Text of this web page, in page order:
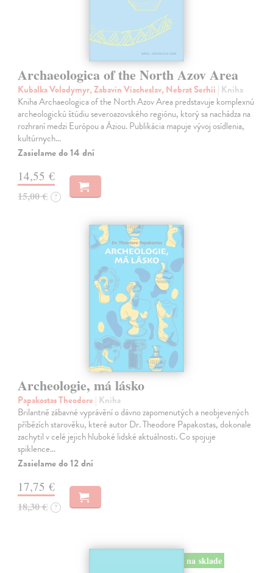
Archaeologica of the North Azov Area
Kubalka Volodymyr, Zabavin Viacheslav, Nebrat Serhii | Kniha
Kniha Archaeologica of the North Azov Area predstavuje komplexnú
archeologickú štúdiu severoazovského regiónu, ktorý sa nachádza na
rozhraní medzi Európou a Áziou. Publikácia mapuje vývoj osídlenia,
kultúrnych…
Zasielame do 14 dní
14,55 €
15,00 € ?
Archeologie, má lásko
Papakostas Theodore | Kniha
Brilantně zábavné vyprávění o dávno zapomenutých a neobjevených
příbězích starověku, které autor Dr. Theodore Papakostas, dokonale
zachytil v celé jejich hluboké lidské aktuálnosti. Co spojuje
spiklence…
Zasielame do 12 dní
17,75 €
18,30 € ?
na sklade